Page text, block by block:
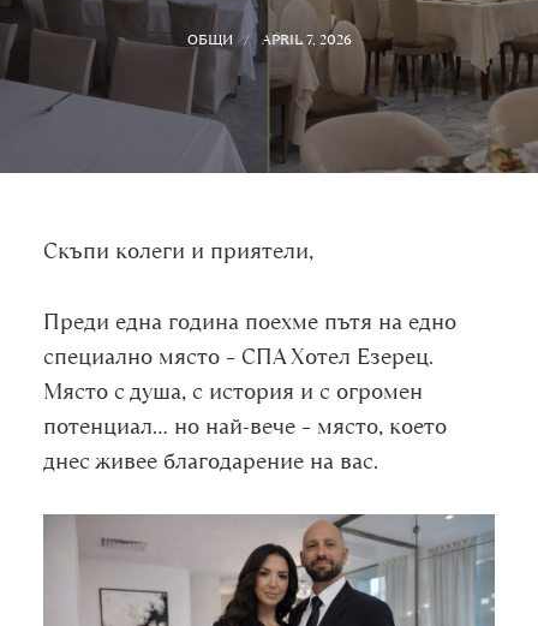
ОБЩИ APRIL 7, 2026
Скъпи колеги и приятели,
Преди една година поехме пътя на едно
специално място – СПА Хотел Езерец.
Място с душа, с история и с огромен
потенциал… но най-вече – място, което
днес живее благодарение на вас.